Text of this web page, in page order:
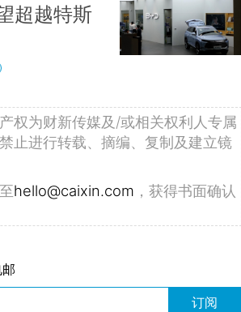
超越特斯
权为财新传媒及/或相关权利人专属
止进行转载、摘编、复制及建立镜
hello@caixin.com ，获得书面确认
订阅